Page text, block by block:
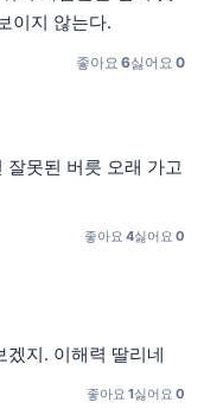
이지 않는다.
좋아요 6싫어요 0
잘못된 버릇 오래 가고
좋아요 4싫어요 0
지. 이해력 딸리네
좋아요 1싫어요 0